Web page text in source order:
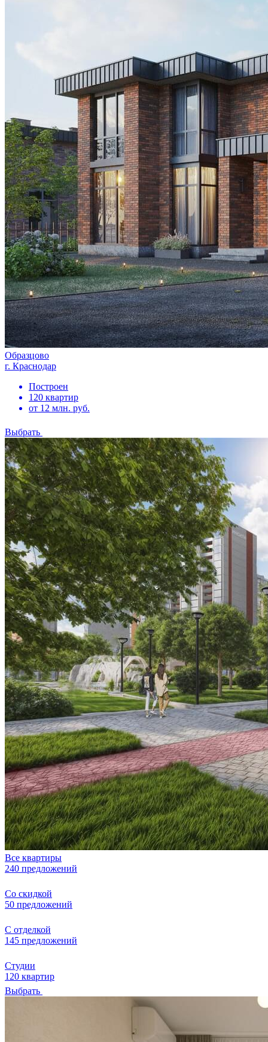
Образцово
г. Краснодар
Построен
120 квартир
от 12 млн. руб.
Выбрать
Все квартиры
240 предложений
Со скидкой
50 предложений
С отделкой
145 предложений
Студии
120 квартир
Выбрать